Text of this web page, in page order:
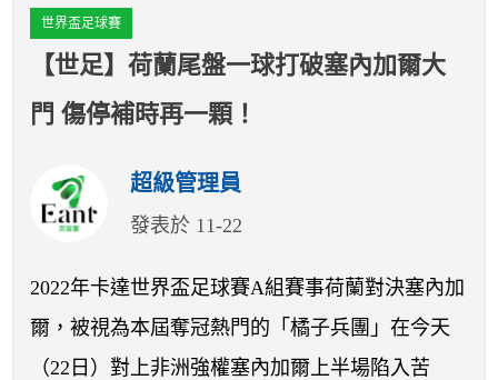
球隊數據
開賽列表
運彩教學專區
世界盃足球賽
【世足】荷蘭尾盤一球打破塞內加爾大
門 傷停補時再一顆！
超級管理員
發表於 11-22
2022年卡達世界盃足球賽A組賽事荷蘭對決塞內加
爾，被視為本屆奪冠熱門的「橘子兵團」在今天
（22日）對上非洲強權塞內加爾上半場陷入苦